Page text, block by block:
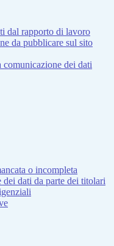
dal rapporto di lavoro
da pubblicare sul sito
comunicazione dei dati
o incompleta
dei dati da parte dei titolari